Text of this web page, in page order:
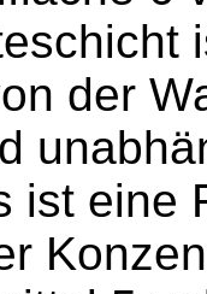
der
ist eine